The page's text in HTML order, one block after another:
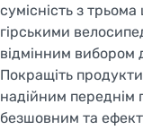
сумісність з
гірськими
відмінним вибором
Покращіть
надійним
безшовним та